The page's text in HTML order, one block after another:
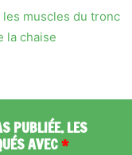
muscles du tronc
la chaise
PUBLIÉE.LES
AVEC*